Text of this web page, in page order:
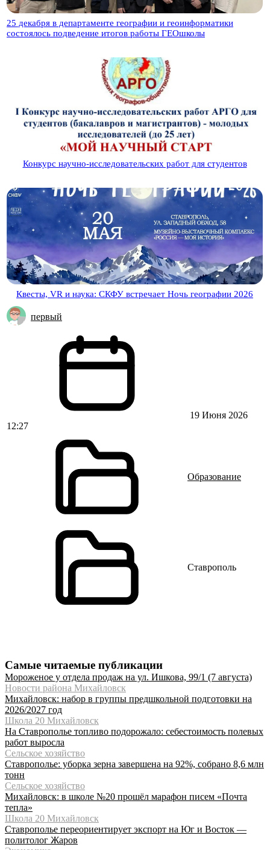
25 декабря в департаменте географии и геоинформатики
состоялось подведение итогов работы ГЕОшколы
Конкурс научно-исследовательских работ для студентов
Квесты, VR и наука: СКФУ встречает Ночь географии 2026
первый
19 Июня 2026
12:27
Образование
Ставрополь
Самые читаемые публикации
Мороженое у отдела продаж на ул. Ишкова, 99/1 (7 августа)
Новости района Михайловск
Михайловск: набор в группы предшкольной подготовки на
2026/2027 год
Школа 20 Михайловск
На Ставрополье топливо подорожало: себестоимость полевых
работ выросла
Сельское хозяйство
Ставрополье: уборка зерна завершена на 92%, собрано 8,6 млн
тонн
Сельское хозяйство
Михайловск: в школе №20 прошёл марафон писем «Почта
тепла»
Школа 20 Михайловск
Ставрополье переориентирует экспорт на Юг и Восток —
политолог Жаров